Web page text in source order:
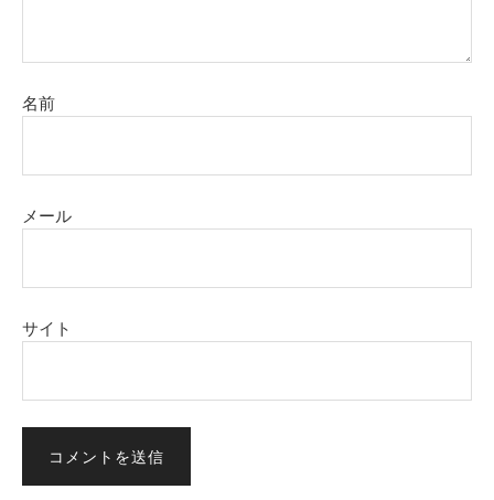
名前
メール
サイト